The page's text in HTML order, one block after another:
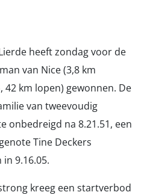
heeft zondag voor de
van Nice (3,8 km
42 km lopen) gewonnen. De
van tweevoudig
onbedreigd na 8.21.51, een
Tine Deckers
9.16.05.
kreeg een startverbod